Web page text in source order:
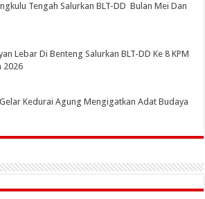
Tengah Salurkan BLT-DD Bulan Mei Dan
Lebar Di Benteng Salurkan BLT-DD Ke 8 KPM
2026
Kedurai Agung Mengigatkan Adat Budaya